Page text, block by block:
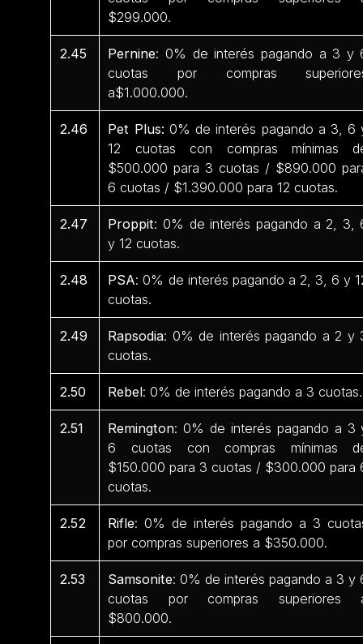
$299.000.
2.45 Pernine: 0% de interés pagando a 3 y
cuotas por compras
a$1.000.000.
2.46 Pet Plus: 0% de interés pagando a 3, 6
12 cuotas con compras mínimas
$500.000 para 3 cuotas / $890.000
6 cuotas / $1.390.000 para 12 cuotas.
2.47 Proppit: 0% de interés pagando a 2, 3,
y 12 cuotas.
2.48 PSA: 0% de interés pagando a 2, 3, 6 y
cuotas.
2.49 Rapsodia: 0% de interés pagando a 2 y
cuotas.
2.50 Rebel: 0% de interés pagando a 3 cuotas.
2.51 Remington: 0% de interés pagando a 3
6 cuotas con compras mínimas
$150.000 para 3 cuotas / $300.000 para
cuotas.
2.52 Rifle: 0% de interés pagando a 3
por compras superiores a $350.000.
2.53 Samsonite: 0% de interés pagando a 3 y
cuotas por compras superiores
$800.000.